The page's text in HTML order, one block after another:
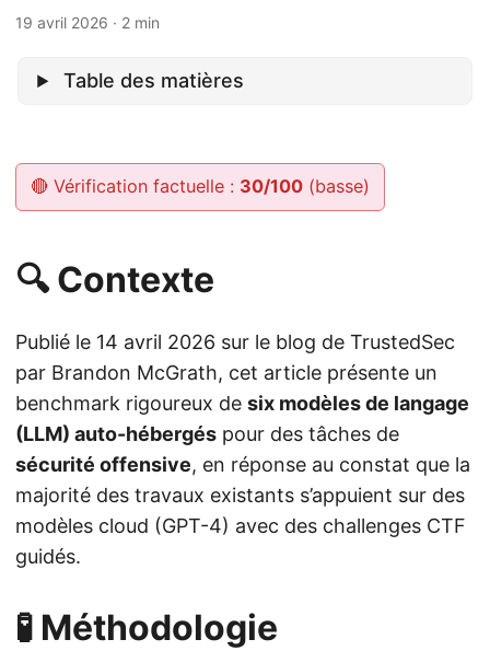
19 avril 2026 · 2 min
Table des matières
🔴 Vérification factuelle : 30/100(basse)
🔍 Contexte
Publié le 14 avril 2026 sur le blog de TrustedSec
par Brandon McGrath, cet article présente un
benchmark rigoureux de six modèles de langage
(LLM) auto-hébergés pour des tâches de
sécurité offensive, en réponse au constat que la
majorité des travaux existants s’appuient sur des
modèles cloud (GPT-4) avec des challenges CTF
guidés.
🧪 Méthodologie